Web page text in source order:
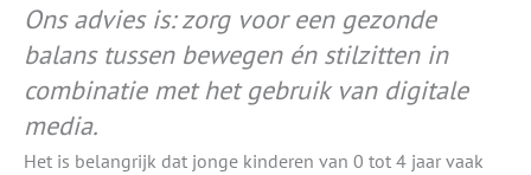
Ons advies is: zorg voor een gezonde
balans tussen bewegen én stilzitten in
combinatie met het gebruik van digitale
media.
Het is belangrijk dat jonge kinderen van 0 tot 4 jaar vaak